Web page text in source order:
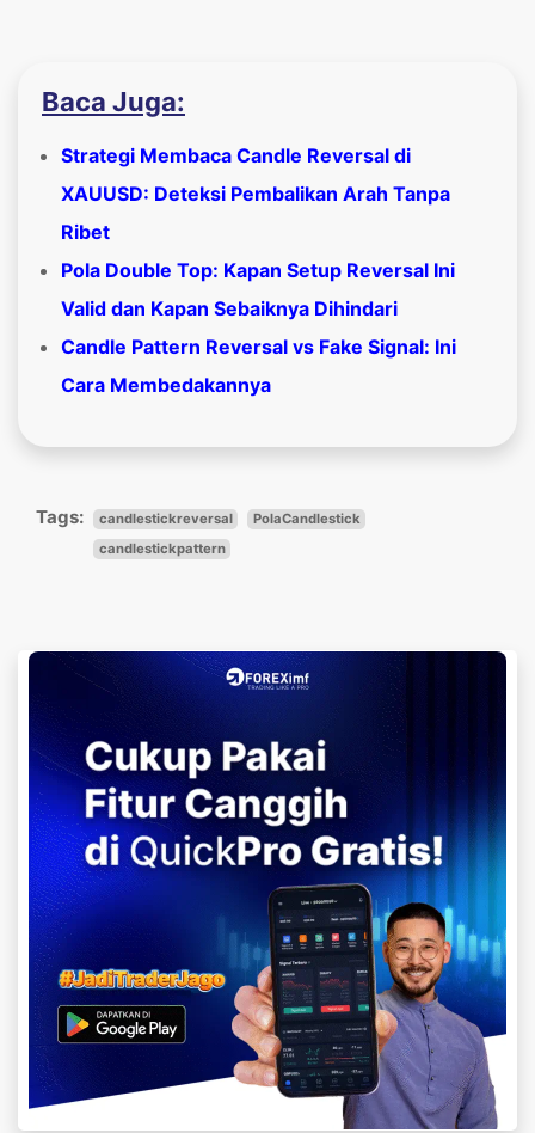
Baca Juga:
Strategi Membaca Candle Reversal di
XAUUSD: Deteksi Pembalikan Arah Tanpa
Ribet
Pola Double Top: Kapan Setup Reversal Ini
Valid dan Kapan Sebaiknya Dihindari
Candle Pattern Reversal vs Fake Signal: Ini
Cara Membedakannya
Tags: candlestickreversal
PolaCandlestick
candlestickpattern